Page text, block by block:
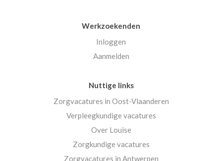
Werkzoekenden
Inloggen
Aanmelden
Nuttige links
Zorgvacatures in Oost-Vlaanderen
Verpleegkundige vacatures
Over Louise
Zorgkundige vacatures
Zorgvacatures in Antwerpen